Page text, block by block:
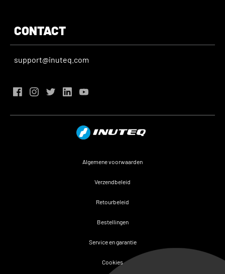
CONTACT
support@inuteq.com
Algemene voorwaarden
Verzendbeleid
Retourbeleid
Bestellingen
Service en garantie
Cookies